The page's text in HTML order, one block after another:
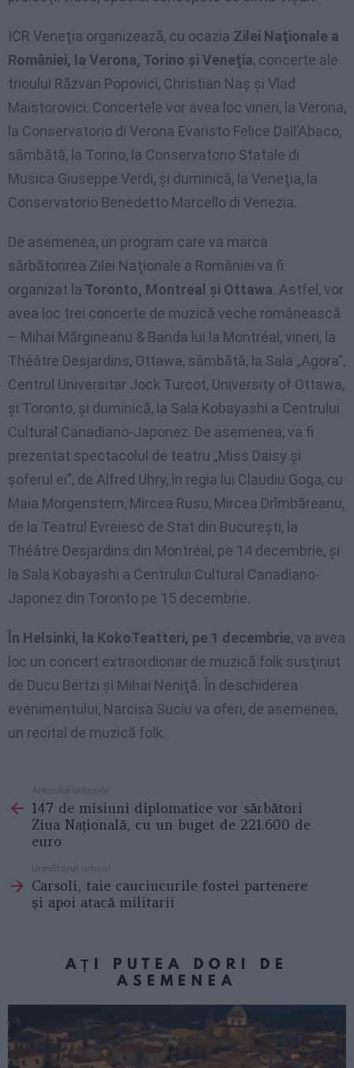
ICR Veneţia organizează, cu ocazia Zilei Naţionale a
României, la Verona, Torino şi Veneţia, concerte ale
trioului Răzvan Popovici, Christian Naş şi Vlad
Maistorovici. Concertele vor avea loc vineri, la Verona,
la Conservatorio di Verona Evaristo Felice Dall’Abaco,
sâmbătă, la Torino, la Conservatorio Statale di
Musica Giuseppe Verdi, şi duminică, la Veneţia, la
Conservatorio Benedetto Marcello di Venezia.
De asemenea, un program care va marca
sărbătorirea Zilei Naţionale a României va fi
organizat la Toronto, Montreal şi Ottawa. Astfel, vor
avea loc trei concerte de muzică veche românească
– Mihai Mărgineanu & Banda lui la Montréal, vineri, la
Théâtre Desjardins, Ottawa, sâmbătă, la Sala „Agora”,
Centrul Universitar Jock Turcot, University of Ottawa,
şi Toronto, şi duminică, la Sala Kobayashi a Centrului
Cultural Canadiano-Japonez. De asemenea, va fi
prezentat spectacolul de teatru „Miss Daisy şi
şoferul ei”, de Alfred Uhry, în regia lui Claudiu Goga, cu
Maia Morgenstern, Mircea Rusu, Mircea Drîmbăreanu,
de la Teatrul Evreiesc de Stat din Bucureşti, la
Théâtre Desjardins din Montréal, pe 14 decembrie, şi
la Sala Kobayashi a Centrului Cultural Canadiano-
Japonez din Toronto pe 15 decembrie.
În Helsinki, la KokoTeatteri, pe 1 decembrie, va avea
loc un concert extraordionar de muzică folk susţinut
de Ducu Bertzi şi Mihai Neniţă. În deschiderea
evenimentului, Narcisa Suciu va oferi, de asemenea,
un recital de muzică folk.
more
Articolul anterior
147 de misiuni diplomatice vor sărbători
Ziua Națională, cu un buget de 221.600 de
euro
Următorul articol
Carsoli, taie cauciucurile fostei partenere
și apoi atacă militarii
AȚI PUTEA DORI DE
ASEMENEA